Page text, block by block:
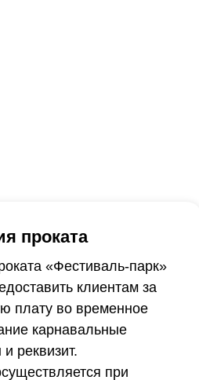
проката
«Фестиваль-парк»
клиентам за
плату во временное
карнавальные
реквизит.
при